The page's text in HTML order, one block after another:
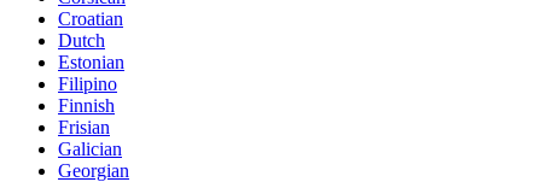
Croatian
Dutch
Estonian
Filipino
Finnish
Frisian
Galician
Georgian